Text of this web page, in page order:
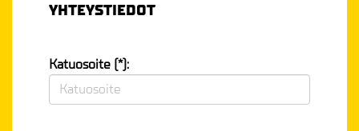
YHTEYSTIEDOT
Katuosoite (*):